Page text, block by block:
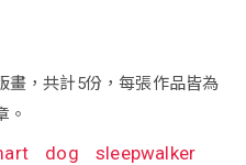
畫，共計5份，每張作品皆為
。
dog
sleepwalker